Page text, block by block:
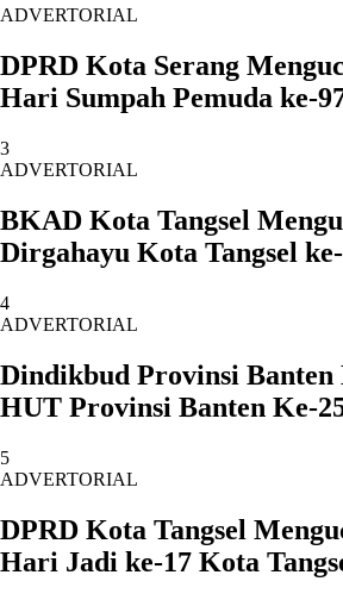
ADVERTORIAL
DPRD Kota Serang
Hari Sumpah Pemuda ke-
3
ADVERTORIAL
BKAD Kota Tangsel
Dirgahayu Kota Tangsel
4
ADVERTORIAL
Dindikbud Provinsi Banten
HUT Provinsi Banten Ke-
5
ADVERTORIAL
DPRD Kota Tangsel
Hari Jadi ke-17 Kota